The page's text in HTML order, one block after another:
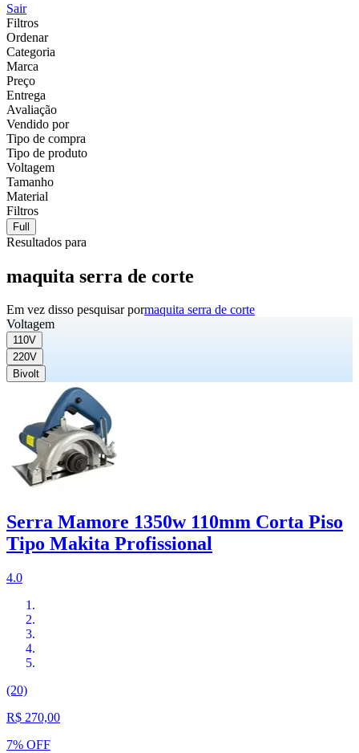
Sair
Filtros
Ordenar
Categoria
Marca
Preço
Entrega
Avaliação
Vendido por
Tipo de compra
Tipo de produto
Voltagem
Tamanho
Material
Filtros
Full
Resultados para
maquita serra de corte
Em vez disso pesquisar pormaquita serra de corte
Voltagem
110V
220V
Bivolt
Serra Mamore 1350w 110mm Corta Piso
Tipo Makita Profissional
4.0
(20)
R$ 270,00
7% OFF